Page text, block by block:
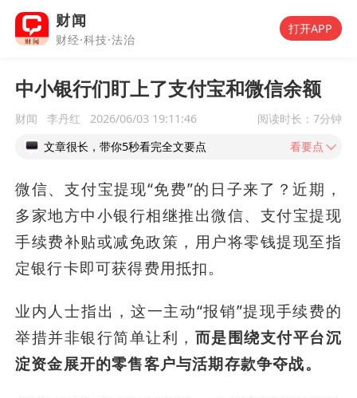
财闻
财经·科技·法治
打开APP
中小银行们盯上了支付宝和微信余额
财闻 李丹红 2026/06/03 19:11:46 阅读时长： 7分钟
文章很长，带你5秒看完全文要点
看要点
微信、支付宝提现“免费”的日子来了？近期，
多家地方中小银行相继推出微信、支付宝提现
手续费补贴或减免政策，用户将零钱提现至指
定银行卡即可获得费用抵扣。
业内人士指出，这一主动“报销”提现手续费的
举措并非银行简单让利， 而是围绕支付平台沉
淀资金展开的零售客户与活期存款争夺战。